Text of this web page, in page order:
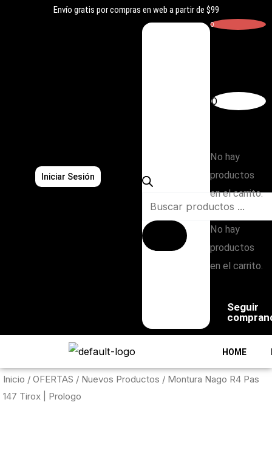
Envío gratis por compras en web a partir de $99
Iniciar Sesión
0
0
No hay
productos
en el carrito.
No hay
productos
en el carrito.
Seguir
HOME
Inicio / OFERTAS / Nuevos Productos / Montura Nago R4 Pas
147 Tirox | Prologo